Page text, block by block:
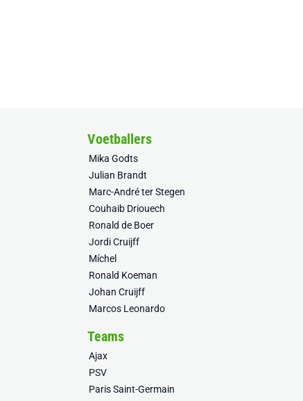
Voetballers
Mika Godts
Julian Brandt
Marc-André ter Stegen
Couhaib Driouech
Ronald de Boer
Jordi Cruijff
Míchel
Ronald Koeman
Johan Cruijff
Marcos Leonardo
Teams
Ajax
PSV
Paris Saint-Germain